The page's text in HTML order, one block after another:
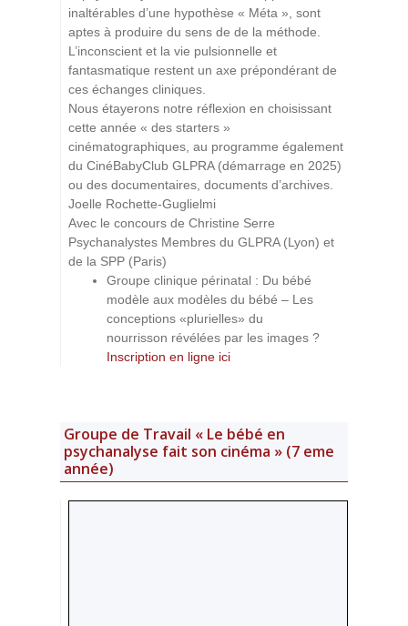
inaltérables d’une hypothèse « Méta », sont
aptes à produire du sens de de la méthode.
L’inconscient et la vie pulsionnelle et
fantasmatique restent un axe prépondérant de
ces échanges cliniques.
Nous étayerons notre réflexion en choisissant
cette année « des starters »
cinématographiques, au programme également
du CinéBabyClub GLPRA (démarrage en 2025)
ou des documentaires, documents d’archives.
Joelle Rochette-Guglielmi
Avec le concours de Christine Serre
Psychanalystes Membres du GLPRA (Lyon) et
de la SPP (Paris)
Groupe clinique périnatal : Du bébé
modèle aux modèles du bébé – Les
conceptions «plurielles» du
nourrisson révélées par les images ?
Inscription en ligne ici
Groupe de Travail « Le bébé en
psychanalyse fait son cinéma » (7 eme
année)